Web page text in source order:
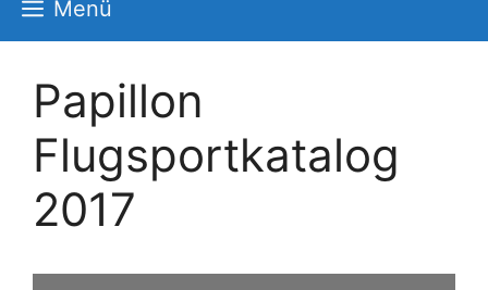
Menü
Papillon
Flugsportkatalog
2017